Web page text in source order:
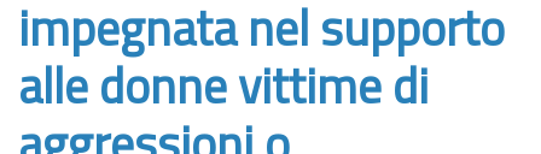
impegnata nel supporto
alle donne vittime di